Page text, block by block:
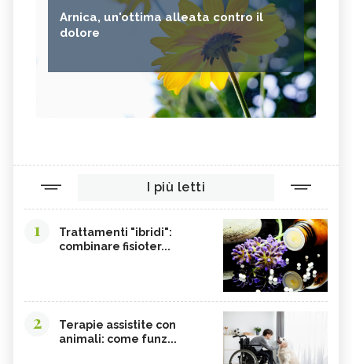
Arnica, un'ottima alleata contro il
dolore
I più letti
1
Trattamenti "ibridi":
combinare fisioter...
2
Terapie assistite con
animali: come funz...